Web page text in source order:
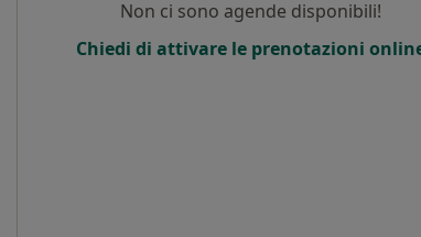
Non ci sono agende disponibili!
Chiedi di attivare le prenotazioni